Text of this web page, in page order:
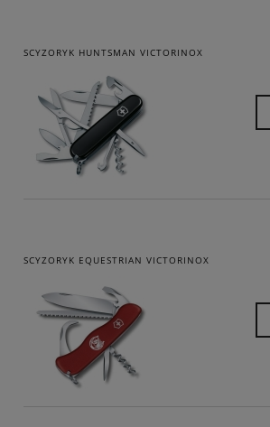
SCYZORYK HUNTSMAN VICTORINOX
SCYZORYK EQUESTRIAN VICTORINOX